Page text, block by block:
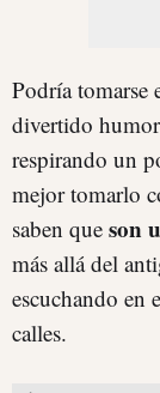
Podría tomarse
divertido
respirando un
mejor tomarlo
saben que son
más allá del
escuchando en
calles.